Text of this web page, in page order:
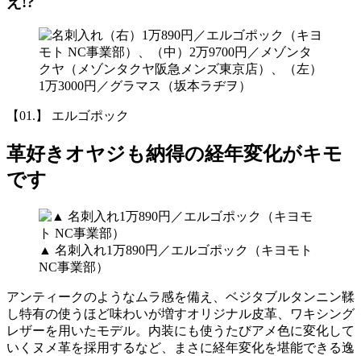
【01.】 エルゴポック
革好きオヤジも納得の経年変化がキモ
です
▲ 名刺入れ1万890円／エルゴポック（キヨモト
NC事業部）
アンティークのようなムラ感を備え、ベジタブルタンニン鞣
し特有の使うほど味わいが増すオリジナル皮革、ワキシング
レザーを用いたモデル。内装にも使うたびアメ色に変化して
いくヌメ革を採用するなど、まさに経年変化を堪能できる逸